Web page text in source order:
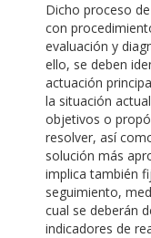
Dicho proceso
con
evaluación y
ello, se deben
actuación
la situación
objetivos o
resolver, así
solución más
implica también
seguimiento,
cual se deberán
indicadores de